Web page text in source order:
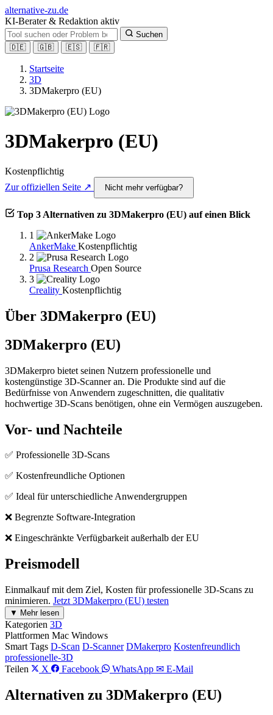
alternative-zu.de
KI-Berater & Redaktion aktiv
Suchen
🇩🇪
🇬🇧 🇪🇸 🇫🇷
Startseite
3D
3DMakerpro (EU)
3DMakerpro (EU)
Kostenpflichtig
Zur offiziellen Seite ↗
Nicht mehr verfügbar?
Top 3 Alternativen zu 3DMakerpro (EU) auf einen Blick
1
AnkerMake Kostenpflichtig
2
Prusa Research Open Source
3
Creality Kostenpflichtig
Über 3DMakerpro (EU)
3DMakerpro (EU)
3DMakerpro bietet seinen Nutzern professionelle und
kostengünstige 3D-Scanner an. Die Produkte sind auf die
Bedürfnisse von Anwendern zugeschnitten, die qualitativ
hochwertige 3D-Scans benötigen, ohne ein Vermögen auszugeben.
Vor- und Nachteile
✅ Professionelle 3D-Scans
✅ Kostenfreundliche Optionen
✅ Ideal für unterschiedliche Anwendergruppen
❌ Begrenzte Software-Integration
❌ Eingeschränkte Verfügbarkeit außerhalb der EU
Preismodell
Einmalkauf mit dem Ziel, Kosten für professionelle 3D-Scans zu
minimieren. Jetzt 3DMakerpro (EU) testen
▼ Mehr lesen
Kategorien 3D
Plattformen Mac Windows
Smart Tags D-Scan D-Scanner DMakerpro Kostenfreundlich
professionelle-3D
Teilen
X Facebook WhatsApp ✉ E-Mail
Alternativen zu 3DMakerpro (EU)